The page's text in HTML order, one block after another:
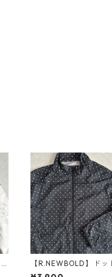
【R.NEWBOLD】ドッ
水玉ナイロンジップア